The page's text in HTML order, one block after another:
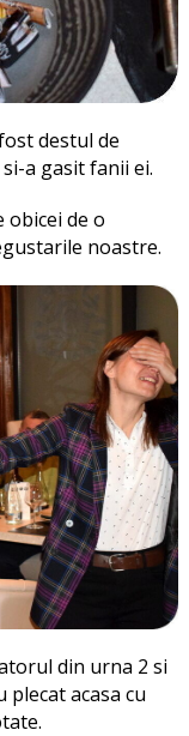
destul de
a gasit fanii ei.
obicei de o
noastre.
din urna 2 si
acasa cu